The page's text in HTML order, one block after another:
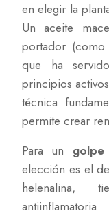
en elegir la
Un aceite
portador
que ha
principios
técnica
permite crear
Para un
elección es el de
helenalina,